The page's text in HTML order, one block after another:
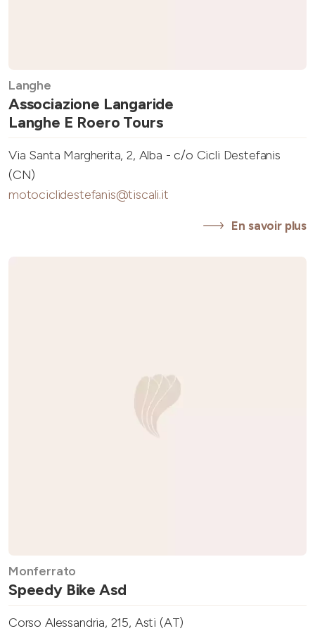
Langhe
Associazione Langaride
Langhe E Roero Tours
Via Santa Margherita, 2, Alba - c/o Cicli Destefanis
(CN)
motociclidestefanis@tiscali.it
En savoir plus
Monferrato
Speedy Bike Asd
Corso Alessandria, 215, Asti (AT)